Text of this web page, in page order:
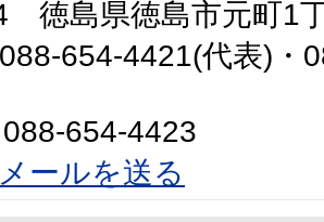
徳島県徳島市元町1
654-4421(代表)・
654-4423
ールを送る